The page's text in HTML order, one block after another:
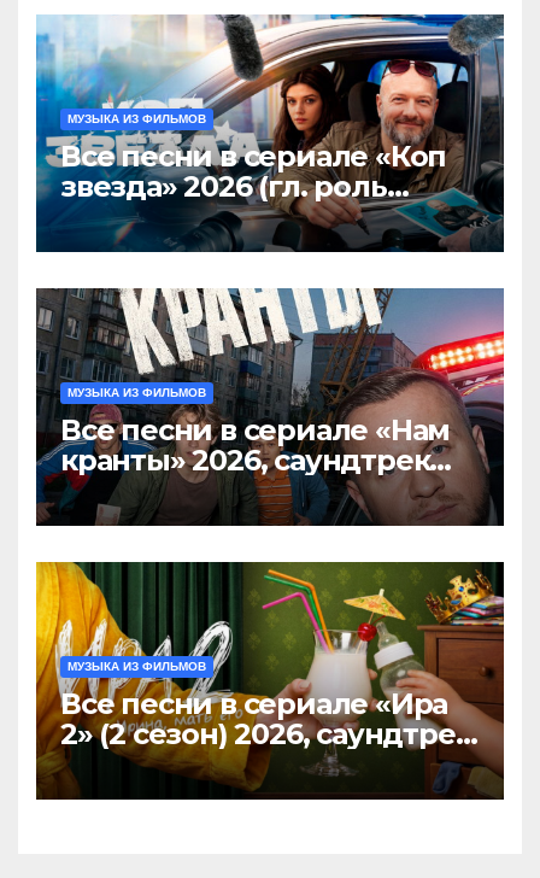
МУЗЫКА ИЗ ФИЛЬМОВ
Все песни в сериале «Коп
звезда» 2026 (гл. роль
Никита Панфилов),
саундтрек слушать
МУЗЫКА ИЗ ФИЛЬМОВ
Все песни в сериале «Нам
кранты» 2026, саундтрек
слушать тут
МУЗЫКА ИЗ ФИЛЬМОВ
Все песни в сериале «Ира
2» (2 сезон) 2026, саундтрек
слушать